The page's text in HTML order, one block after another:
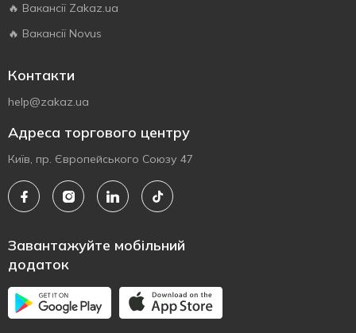
🔥 Вакансії Zakaz.ua
🔥 Вакансії Novus
Контакти
help@zakaz.ua
Адреса торгового центру
Київ, пр. Європейського Союзу 47
Завантажуйте мобільний
додаток